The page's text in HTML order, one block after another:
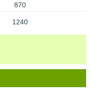
870
1240